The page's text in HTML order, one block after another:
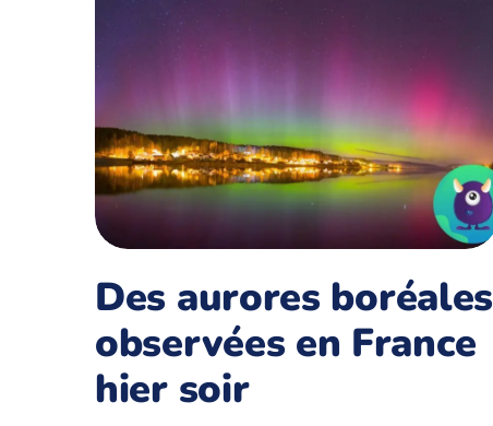
Des aurores boréales
observées en France
hier soir